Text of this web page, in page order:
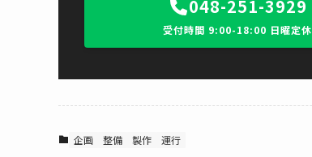
048-251-3929
受付時間 9:00-18:00 日曜定休
企画 整備 製作 運行